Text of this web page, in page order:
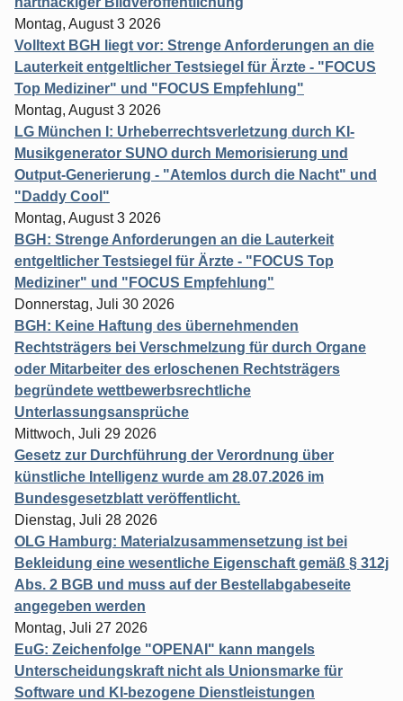
Montag, August 3 2026
Volltext BGH liegt vor: Strenge Anforderungen an die
Lauterkeit entgeltlicher Testsiegel für Ärzte - "FOCUS
Top Mediziner" und "FOCUS Empfehlung"
Montag, August 3 2026
LG München I: Urheberrechtsverletzung durch KI-
Musikgenerator SUNO durch Memorisierung und
Output-Generierung - "Atemlos durch die Nacht" und
"Daddy Cool"
Montag, August 3 2026
BGH: Strenge Anforderungen an die Lauterkeit
entgeltlicher Testsiegel für Ärzte - "FOCUS Top
Mediziner" und "FOCUS Empfehlung"
Donnerstag, Juli 30 2026
BGH: Keine Haftung des übernehmenden
Rechtsträgers bei Verschmelzung für durch Organe
oder Mitarbeiter des erloschenen Rechtsträgers
begründete wettbewerbsrechtliche
Unterlassungsansprüche
Mittwoch, Juli 29 2026
Gesetz zur Durchführung der Verordnung über
künstliche Intelligenz wurde am 28.07.2026 im
Bundesgesetzblatt veröffentlicht.
Dienstag, Juli 28 2026
OLG Hamburg: Materialzusammensetzung ist bei
Bekleidung eine wesentliche Eigenschaft gemäß § 312j
Abs. 2 BGB und muss auf der Bestellabgabeseite
angegeben werden
Montag, Juli 27 2026
EuG: Zeichenfolge "OPENAI" kann mangels
Unterscheidungskraft nicht als Unionsmarke für
Software und KI-bezogene Dienstleistungen